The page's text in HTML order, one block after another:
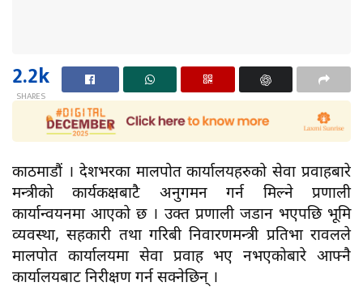
2.2k
SHARES
काठमाडौं । देशभरका मालपोत कार्यालयहरुको सेवा प्रवाहबारे
मन्त्रीको कार्यकक्षबाटै अनुगमन गर्न मिल्ने प्रणाली
कार्यान्वयनमा आएको छ । उक्त प्रणाली जडान भएपछि भूमि
व्यवस्था, सहकारी तथा गरिबी निवारणमन्त्री प्रतिभा रावलले
मालपोत कार्यालयमा सेवा प्रवाह भए नभएकोबारे आफ्नै
कार्यालयबाट निरीक्षण गर्न सक्नेछिन् ।